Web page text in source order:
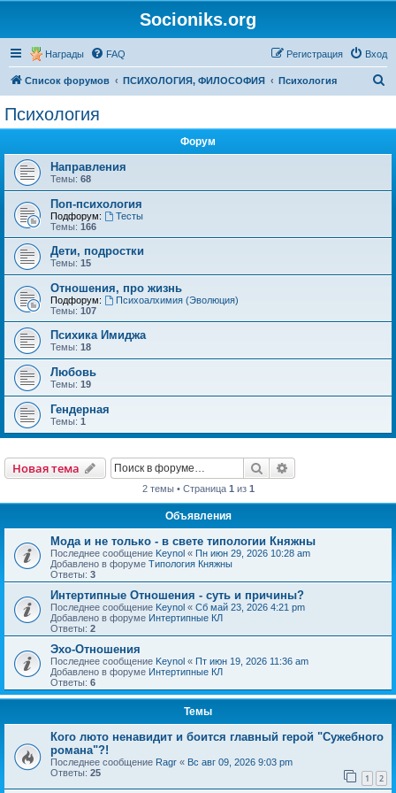
Socioniks.org
Награды FAQ Вход
Регистрация
Список форумов ПСИХОЛОГИЯ, ФИЛОСОФИЯ Психология
Психология
Форум
Направления
Темы: 68
Поп-психология
Подфорум:
Тесты
Темы: 166
Дети, подростки
Темы: 15
Отношения, про жизнь
Подфорум:
Психоалхимия (Эволюция)
Темы: 107
Психика Имиджа
Темы: 18
Любовь
Темы: 19
Гендерная
Темы: 1
Новая тема Поиск
2 темы • Страница 1 из 1
Объявления
Мода и не только - в свете типологии Княжны
Последнее сообщение Keynol « Пн июн 29, 2026 10:28 am
Добавлено в форуме Типология Княжны
Ответы: 3
Интертипные Отношения - суть и причины?
Последнее сообщение Keynol « Сб май 23, 2026 4:21 pm
Добавлено в форуме Интертипные КЛ
Ответы: 2
Эхо-Отношения
Последнее сообщение Keynol « Пт июн 19, 2026 11:36 am
Добавлено в форуме Интертипные КЛ
Ответы: 6
Темы
Кого люто ненавидит и боится главный герой "Сужебного
романа"?!
Последнее сообщение Ragr « Вс авг 09, 2026 9:03 pm
Ответы: 25 1 2